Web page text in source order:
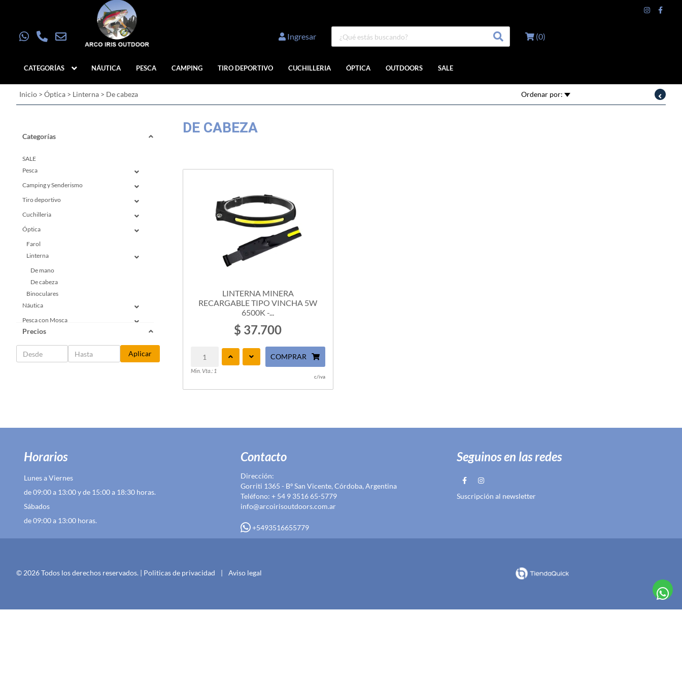
Ingresar (0)
CATEGORÍAS NÁUTICA PESCA CAMPING TIRO DEPORTIVO CUCHILLERIA ÓPTICA OUTDOORS SALE
Inicio > Óptica > Linterna > De cabeza Ordenar por:
Categorías
SALE
Pesca
Camping y Senderismo
Tiro deportivo
Cuchilleria
Óptica
Farol
Linterna
De mano
De cabeza
Binoculares
Náutica
Pesca con Mosca
Indumentaria
Jardineria
Precios
Aplicar
DE CABEZA
LINTERNA MINERA
RECARGABLE TIPO VINCHA 5W
6500K -...
$ 37.700
Min. Vta.: 1
COMPRAR
c/iva
Horarios
Lunes a Viernes
de 09:00 a 13:00 y de 15:00 a 18:30 horas.
Sábados
de 09:00 a 13:00 horas.
Contacto
Dirección:
Gorriti 1365 - Bº San Vicente, Córdoba, Argentina
Teléfono: + 54 9 3516 65-5779
info@arcoirisoutdoors.com.ar
+5493516655779
Seguinos en las redes
Suscripción al newsletter
© 2026 Todos los derechos reservados. | Politicas de privacidad | Aviso legal